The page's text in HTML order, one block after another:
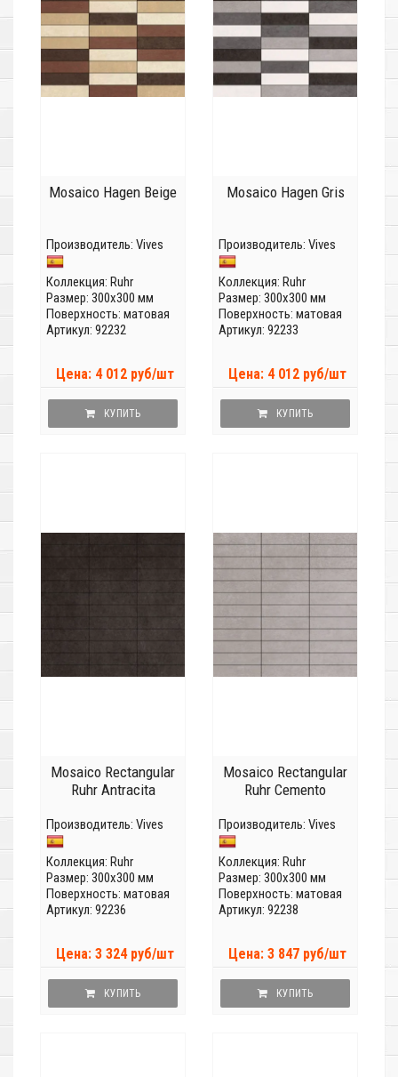
Mosaico Hagen Beige
Производитель: Vives
Коллекция: Ruhr
Размер: 300x300 мм
Поверхность: матовая
Артикул: 92232
Цена: 4 012 руб/шт
КУПИТЬ
Mosaico Hagen Gris
Производитель: Vives
Коллекция: Ruhr
Размер: 300x300 мм
Поверхность: матовая
Артикул: 92233
Цена: 4 012 руб/шт
КУПИТЬ
Mosaico Rectangular
Ruhr Antracita
Производитель: Vives
Коллекция: Ruhr
Размер: 300x300 мм
Поверхность: матовая
Артикул: 92236
Цена: 3 324 руб/шт
КУПИТЬ
Mosaico Rectangular
Ruhr Cemento
Производитель: Vives
Коллекция: Ruhr
Размер: 300x300 мм
Поверхность: матовая
Артикул: 92238
Цена: 3 847 руб/шт
КУПИТЬ